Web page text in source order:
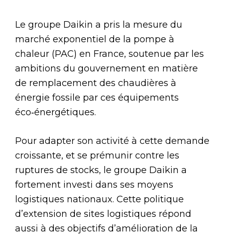
Le groupe Daikin a pris la mesure du
marché exponentiel de la pompe à
chaleur (PAC) en France, soutenue par les
ambitions du gouvernement en matière
de remplacement des chaudières à
énergie fossile par ces équipements
éco‑énergétiques.
Pour adapter son activité à cette demande
croissante, et se prémunir contre les
ruptures de stocks, le groupe Daikin a
fortement investi dans ses moyens
logistiques nationaux. Cette politique
d’extension de sites logistiques répond
aussi à des objectifs d’amélioration de la